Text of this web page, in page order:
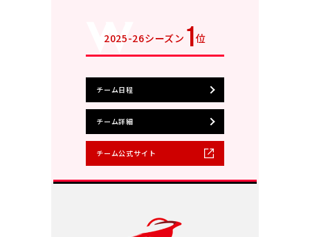
2025-26シーズン 1位
チーム日程
チーム詳細
チーム公式サイト